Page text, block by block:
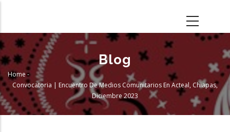
main
content
Blog
Breadcrumb
Home -
Convocatoria | Encuentro De Medios Comunitarios En Acteal, Chiapas,
Diciembre 2023